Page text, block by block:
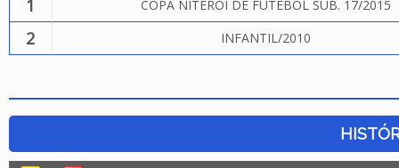
1 COPA NITERÓI DE FUTEBOL SUB. 17/2015
2 INFANTIL/2010